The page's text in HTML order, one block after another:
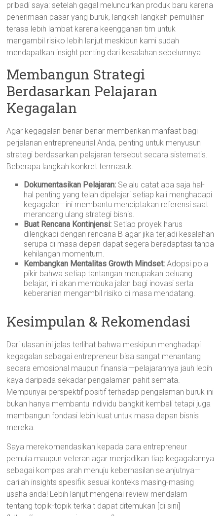
pribadi saya: setelah gagal meluncurkan produk baru karena
penerimaan pasar yang buruk, langkah-langkah pemulihan
terasa lebih lambat karena keengganan tim untuk
mengambil risiko lebih lanjut meskipun kami sudah
mendapatkan insight penting dari kesalahan sebelumnya.
Membangun Strategi
Berdasarkan Pelajaran
Kegagalan
Agar kegagalan benar-benar memberikan manfaat bagi
perjalanan entrepreneurial Anda, penting untuk menyusun
strategi berdasarkan pelajaran tersebut secara sistematis.
Beberapa langkah konkret termasuk:
Dokumentasikan Pelajaran: Selalu catat apa saja hal-
hal penting yang telah dipelajari setiap kali menghadapi
kegagalan—ini membantu menciptakan referensi saat
merancang ulang strategi bisnis.
Buat Rencana Kontinjensi: Setiap proyek harus
dilengkapi dengan rencana B agar jika terjadi kesalahan
serupa di masa depan dapat segera beradaptasi tanpa
kehilangan momentum.
Kembangkan Mentalitas Growth Mindset: Adopsi pola
pikir bahwa setiap tantangan merupakan peluang
belajar; ini akan membuka jalan bagi inovasi serta
keberanian mengambil risiko di masa mendatang.
Kesimpulan & Rekomendasi
Dari ulasan ini jelas terlihat bahwa meskipun menghadapi
kegagalan sebagai entrepreneur bisa sangat menantang
secara emosional maupun finansial—pelajarannya jauh lebih
kaya daripada sekadar pengalaman pahit semata.
Mempunyai perspektif positif terhadap pengalaman buruk ini
bukan hanya membantu individu bangkit kembali tetapi juga
membangun fondasi lebih kuat untuk masa depan bisnis
mereka.
Saya merekomendasikan kepada para entrepreneur
pemula maupun veteran agar menjadikan tiap kegagalannya
sebagai kompas arah menuju keberhasilan selanjutnya—
carilah insights spesifik sesuai konteks masing-masing
usaha anda! Lebih lanjut mengenai review mendalam
tentang topik-topik terkait dapat ditemukan [di sini]